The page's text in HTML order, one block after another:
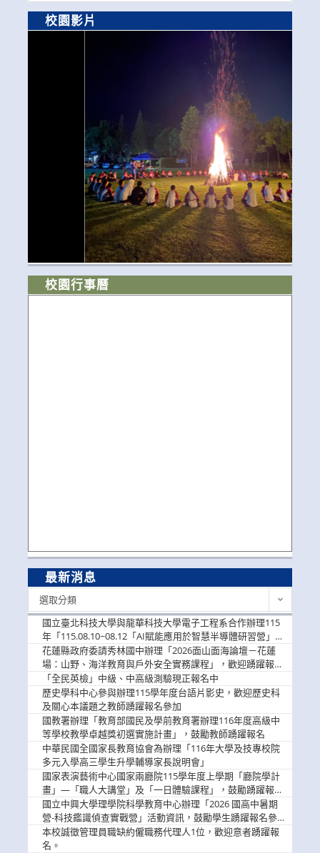
校園影片
校園行事曆
最新消息
選取分類
國立臺北科技大學與龍華科技大學電子工程系合作辦理115
年「115.08.10~08.12「AI賦能應用於智慧半導體研習營」，
歡迎學生踴躍報名參加
花蓮縣政府委請秀林國中辦理「2026面山面海論壇－花蓮
場：山野、海洋教育與戶外安全實務課程」，歡迎踴躍報名
參加
「全民英檢」中級、中高級測驗現正報名中
歷史學科中心參與辦理115學年度台語片影史，歡迎歷史科
及關心本議題之教師踴躍報名參加
國教署辦理「教育部國民及學前教育署辦理116年度高級中
等學校教學卓越獎初選實施計畫」，鼓勵教師踴躍報名
中華民國全國家長教育協會為辦理「116年大學及技專校院
多元入學高三學生升學輔導家長說明會」
國家表演藝術中心國家兩廳院115學年度上學期「廳院學計
畫」—「職人大講堂」及「一日體驗課程」，鼓勵踴躍報名
參與。
國立中興大學理學院科學教育中心辦理「2026 國高中暑期
營-科技鑑識偵查實戰營」活動資訊，鼓勵學生踴躍報名參
加。
本校誠徵管理員職缺約僱職務代理人1位，歡迎意者踴躍報
名。